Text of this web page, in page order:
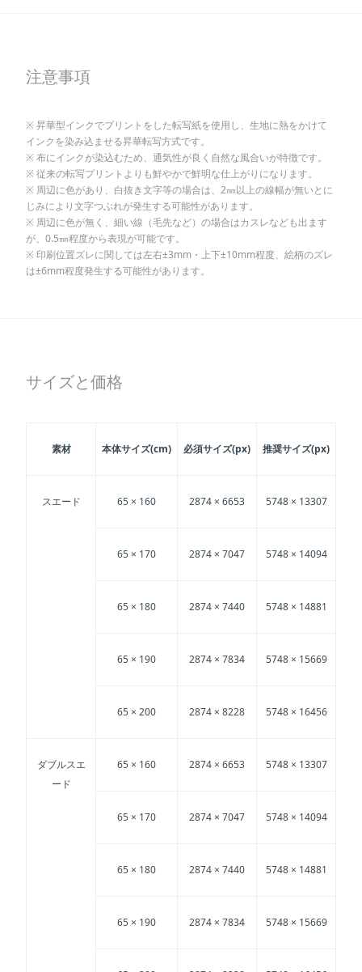
注意事項
昇華型インクでプリントをした転写紙を使用し、生地に熱をかけて
インクを染み込ませる昇華転写方式です。
布にインクが染込むため、通気性が良く自然な風合いが特徴です。
従来の転写プリントよりも鮮やかで鮮明な仕上がりになります。
周辺に色があり、白抜き文字等の場合は、2㎜以上の線幅が無いとに
じみにより文字つぶれが発生する可能性があります。
周辺に色が無く、細い線（毛先など）の場合はカスレなども出ます
が、0.5㎜程度から表現が可能です。
印刷位置ズレに関しては左右±3mm・上下±10mm程度、絵柄のズレ
は±6mm程度発生する可能性があります。
サイズと価格
素材 本体サイズ(cm) 必須サイズ(px) 推奨サイズ(px)
スエード 65 × 160 2874 × 6653 5748 × 13307
65 × 170 2874 × 7047 5748 × 14094
65 × 180 2874 × 7440 5748 × 14881
65 × 190 2874 × 7834 5748 × 15669
65 × 200 2874 × 8228 5748 × 16456
ダブルスエ
ード
65 × 160 2874 × 6653 5748 × 13307
65 × 170 2874 × 7047 5748 × 14094
65 × 180 2874 × 7440 5748 × 14881
65 × 190 2874 × 7834 5748 × 15669